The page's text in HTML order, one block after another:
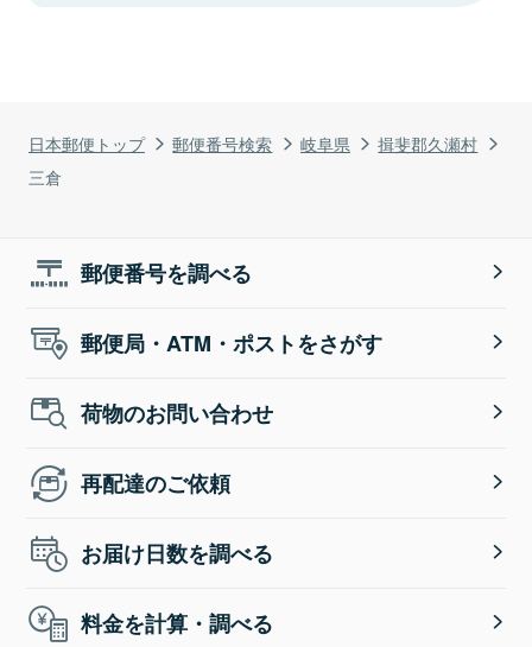
日本郵便トップ 郵便番号検索 岐阜県
揖斐郡久瀬村
三倉
郵便番号を調べる
郵便局・ATM・ポストをさがす
荷物のお問い合わせ
再配達のご依頼
お届け日数を調べる
料金を計算・調べる